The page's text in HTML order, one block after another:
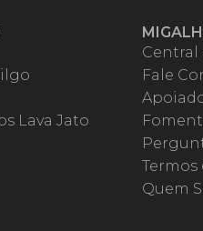
Lava Jato
Fale
Termos
Quem